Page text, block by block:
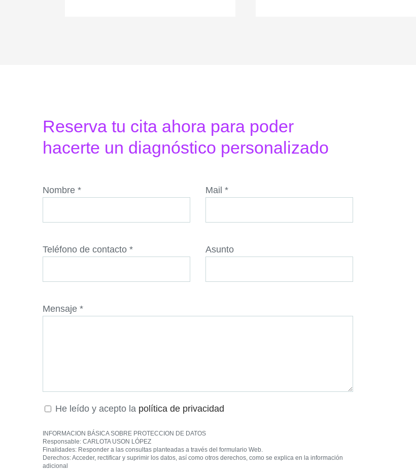
Reserva tu cita ahora para poder
hacerte un diagnóstico personalizado
Nombre * Mail *
Teléfono de contacto * Asunto
Mensaje *
He leído y acepto la política de privacidad
INFORMACION BÁSICA SOBRE PROTECCION DE DATOS
Responsable: CARLOTA USON LÓPEZ
Finalidades: Responder a las consultas planteadas a través del formulario Web.
Derechos: Acceder, rectificar y suprimir los datos, así como otros derechos, como se explica en la información
adicional